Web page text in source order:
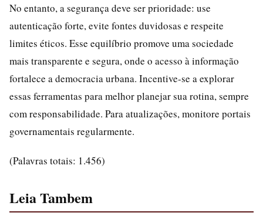
No entanto, a segurança deve ser prioridade: use
autenticação forte, evite fontes duvidosas e respeite
limites éticos. Esse equilíbrio promove uma sociedade
mais transparente e segura, onde o acesso à informação
fortalece a democracia urbana. Incentive-se a explorar
essas ferramentas para melhor planejar sua rotina, sempre
com responsabilidade. Para atualizações, monitore portais
governamentais regularmente.
(Palavras totais: 1.456)
Leia Tambem